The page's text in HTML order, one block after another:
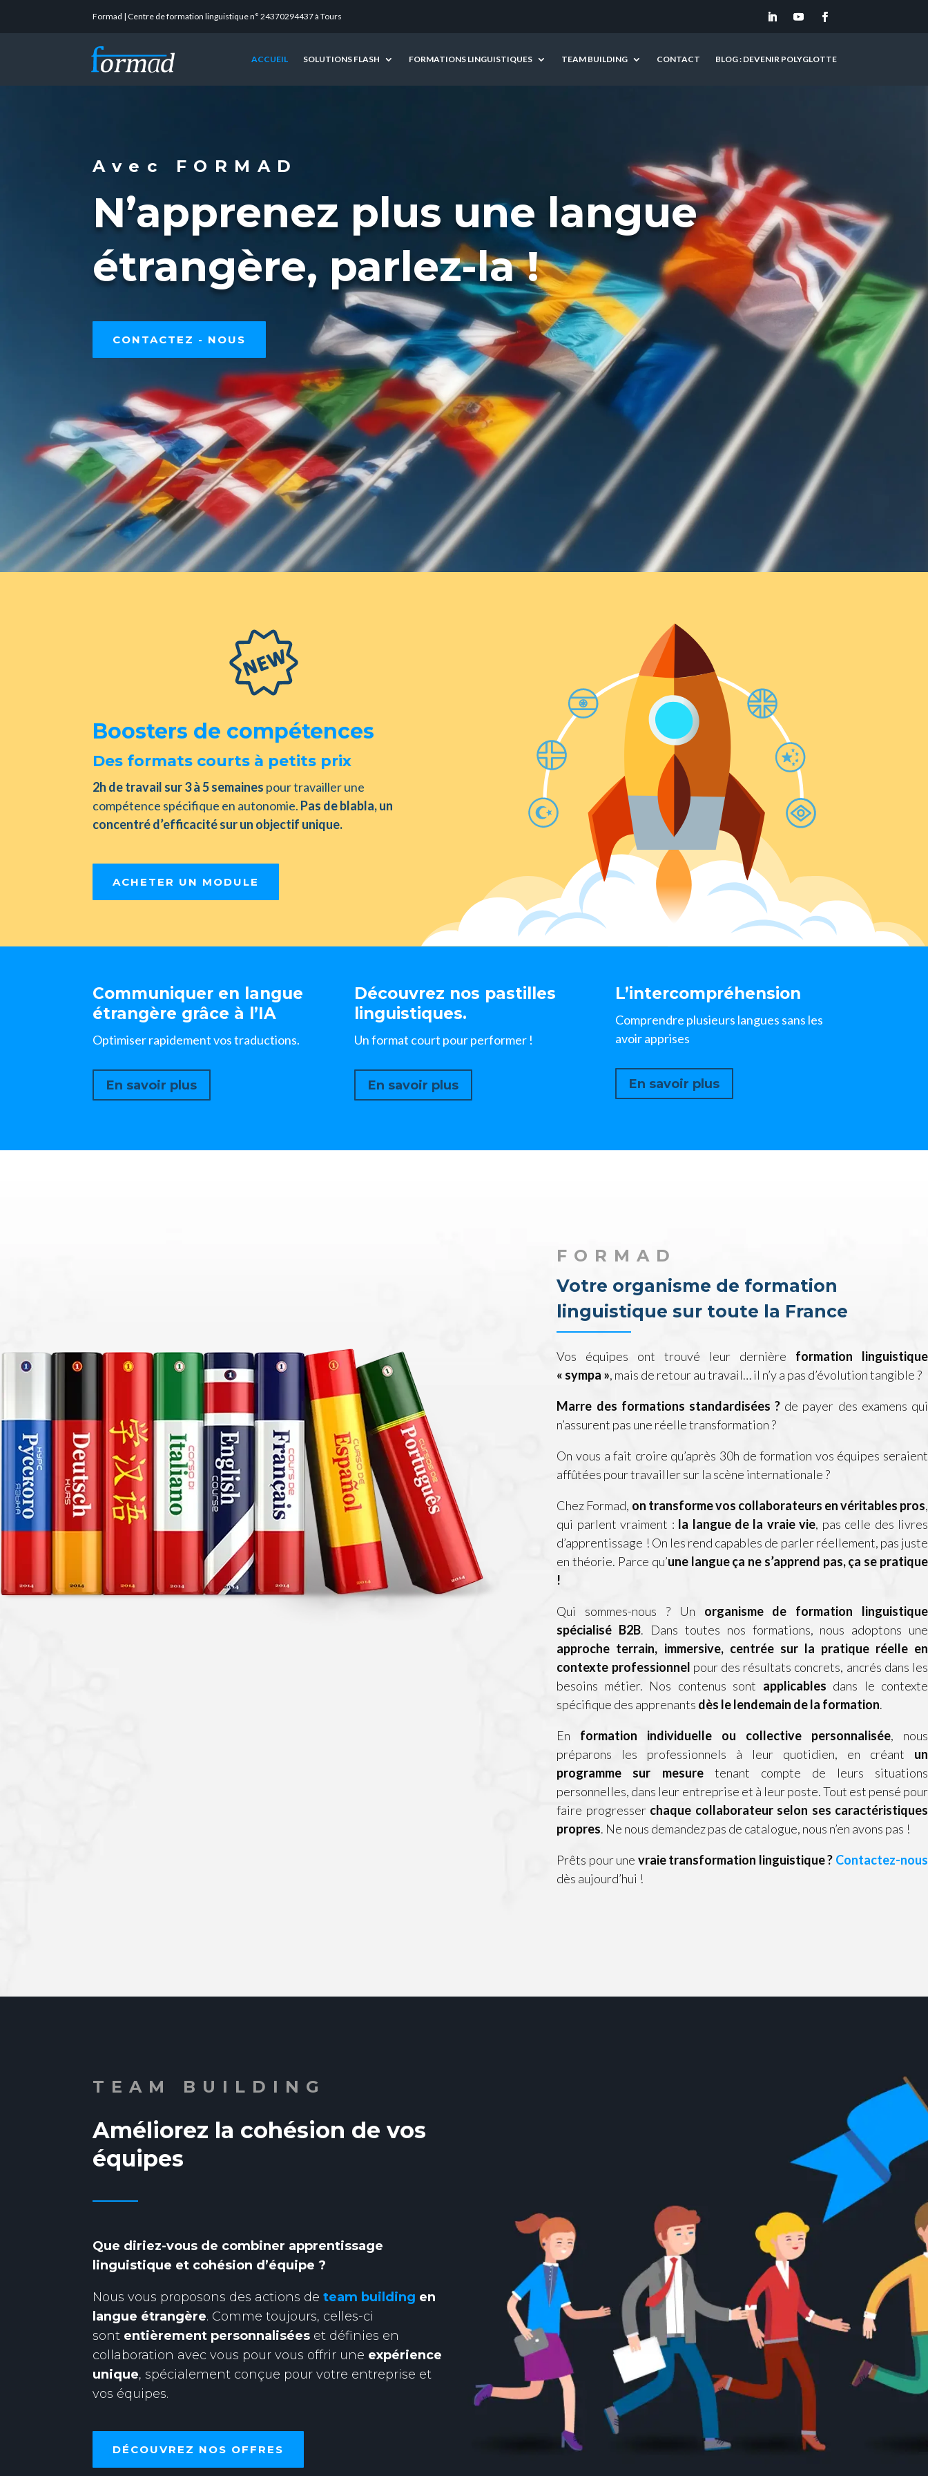
Formad | Centre de formation linguistique n° 24370294437 à Tours
ACCUEIL SOLUTIONS FLASH FORMATIONS LINGUISTIQUES TEAM BUILDING CONTACT BLOG : DEVENIR POLYGLOTTE
Avec FORMAD
N’apprenez plus une langue
étrangère, parlez-la !
CONTACTEZ - NOUS
Boosters de compétences
Des formats courts à petits prix
2h de travail sur 3 à 5 semaines pour travailler une
compétence spécifique en autonomie. Pas de blabla, un
concentré d’efficacité sur un objectif unique.
ACHETER UN MODULE
Communiquer en langue
étrangère grâce à l’IA
Optimiser rapidement vos traductions.
En savoir plus
Découvrez nos pastilles
linguistiques.
Un format court pour performer !
En savoir plus
L’intercompréhension
Comprendre plusieurs langues sans les
avoir apprises
En savoir plus
FORMAD
Votre organisme de formation
linguistique sur toute la France
Vos équipes ont trouvé leur dernière formation linguistique
« sympa », mais de retour au travail… il n’y a pas d’évolution tangible ?
Marre des formations standardisées ? de payer des examens qui
n’assurent pas une réelle transformation ?
On vous a fait croire qu’après 30h de formation vos équipes seraient
affûtées pour travailler sur la scène internationale ?
Chez Formad, on transforme vos collaborateurs en véritables pros,
qui parlent vraiment : la langue de la vraie vie, pas celle des livres
d’apprentissage ! On les rend capables de parler réellement, pas juste
en théorie. Parce qu’une langue ça ne s’apprend pas, ça se pratique
!
Qui sommes-nous ? Un organisme de formation linguistique
spécialisé B2B. Dans toutes nos formations, nous adoptons une
approche terrain, immersive, centrée sur la pratique réelle en
contexte professionnel pour des résultats concrets, ancrés dans les
besoins métier. Nos contenus sont applicables dans le contexte
spécifique des apprenants dès le lendemain de la formation.
En formation individuelle ou collective personnalisée, nous
préparons les professionnels à leur quotidien, en créant un
programme sur mesuretenant compte de leurs situations
personnelles, dans leur entreprise et à leur poste. Tout est pensé pour
faire progresser chaque collaborateur selon ses caractéristiques
propres. Ne nous demandez pas de catalogue, nous n’en avons pas !
Prêts pour une vraie transformation linguistique ? Contactez-nous
dès aujourd’hui !
TEAM BUILDING
Améliorez la cohésion de vos
équipes
Que diriez-vous de combiner apprentissage
linguistique et cohésion d’équipe ?
Nous vous proposons des actions de team building en
langue étrangère. Comme toujours, celles-ci
sont entièrement personnalisées et définies en
collaboration avec vous pour vous offrir une expérience
unique, spécialement conçue pour votre entreprise et
vos équipes.
DÉCOUVREZ NOS OFFRES